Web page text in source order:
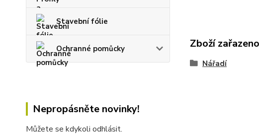
Stavební fólie
Ochranné pomůcky
Nepropásněte novinky!
Můžete se kdykoli odhlásit.
Zboží
Nářadí